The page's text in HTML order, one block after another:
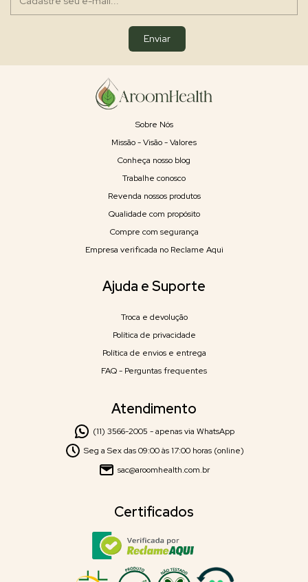
Sobre Nós
Missão - Visão - Valores
Conheça nosso blog
Trabalhe conosco
Revenda nossos produtos
Qualidade com propósito
Compre com segurança
Empresa verificada no Reclame Aqui
Ajuda e Suporte
Troca e devolução
Política de privacidade
Política de envios e entrega
FAQ - Perguntas frequentes
Atendimento
(11) 3566-2005 - apenas via WhatsApp
Seg a Sex das 09:00 às 17:00 horas (online)
sac@aroomhealth.com.br
Certificados